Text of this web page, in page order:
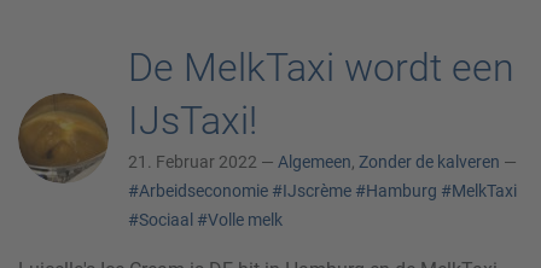
De MelkTaxi wordt een
IJsTaxi!
21. Februar 2022 — Algemeen, Zonder de kalveren —
#Arbeidseconomie #IJscrème #Hamburg #MelkTaxi
#Sociaal #Volle melk